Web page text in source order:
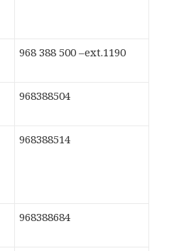
968 388 500 –ext.1190
968388504
968388514
968388684